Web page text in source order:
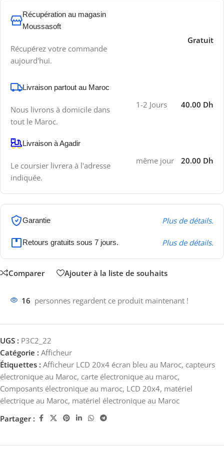
Récupération au magasin
Moussasoft
Récupérez votre commande
aujourd'hui.
Gratuit
Livraison partout au Maroc
Nous livrons à domicile dans
tout le Maroc.
1-2 Jours 40.00 Dh
Livraison à Agadir
Le coursier livrera à l'adresse
indiquée.
même jour 20.00 Dh
Garantie Plus de détails.
Retours gratuits sous 7 jours. Plus de détails.
Comparer Ajouter à la liste de souhaits
16 personnes regardent ce produit maintenant !
UGS : P3C2_22
Catégorie : Afficheur
Étiquettes : Afficheur LCD 20x4 écran bleu au Maroc, capteurs
électronique au Maroc, carte électronique au maroc,
Composants électronique au maroc, LCD 20x4, matériel
électrique au Maroc, matériel électronique au Maroc
Partager :